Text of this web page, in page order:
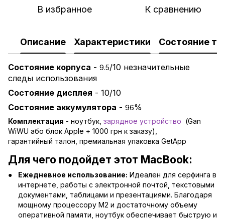
В избранное К сравнению
Описание Характеристики Состояние
Состояние корпуса - 9.5/10 незначительные
следы использования
Состояние дисплея - 10/10
Состояние аккумулятора - 96%
Комплектация - ноутбук, зарядное устройство (Gan
WiWU або блок Apple + 1000 грн к заказу),
гарантийный талон, премиальная упаковка GetApp
Для чего подойдет этот MacBook:
Ежедневное использование: Идеален для серфинга в
интернете, работы с электронной почтой, текстовыми
документами, таблицами и презентациями. Благодаря
мощному процессору M2 и достаточному объему
оперативной памяти, ноутбук обеспечивает быструю и